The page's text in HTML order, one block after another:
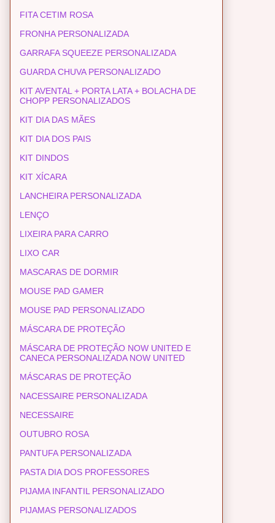
FITA CETIM ROSA
FRONHA PERSONALIZADA
GARRAFA SQUEEZE PERSONALIZADA
GUARDA CHUVA PERSONALIZADO
KIT AVENTAL + PORTA LATA + BOLACHA DE
CHOPP PERSONALIZADOS
KIT DIA DAS MÃES
KIT DIA DOS PAIS
KIT DINDOS
KIT XÍCARA
LANCHEIRA PERSONALIZADA
LENÇO
LIXEIRA PARA CARRO
LIXO CAR
MASCARAS DE DORMIR
MOUSE PAD GAMER
MOUSE PAD PERSONALIZADO
MÁSCARA DE PROTEÇÃO
MÁSCARA DE PROTEÇÃO NOW UNITED E
CANECA PERSONALIZADA NOW UNITED
MÁSCARAS DE PROTEÇÃO
NACESSAIRE PERSONALIZADA
NECESSAIRE
OUTUBRO ROSA
PANTUFA PERSONALIZADA
PASTA DIA DOS PROFESSORES
PIJAMA INFANTIL PERSONALIZADO
PIJAMAS PERSONALIZADOS